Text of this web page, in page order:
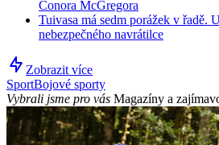
Conora McGregora
Tuivasa má sedm porážek v řadě.
nebezpečného navrátilce
Zobrazit více
SportBojové sporty
Vybrali jsme pro vás Magazíny a